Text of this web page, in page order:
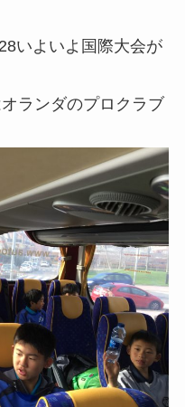
いよいよ国際大会が
ランダのプロクラブ